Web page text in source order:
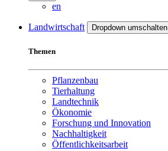
en
Landwirtschaft Dropdown umschalten
Themen
Pflanzenbau
Tierhaltung
Landtechnik
Ökonomie
Forschung und Innovation
Nachhaltigkeit
Öffentlichkeitsarbeit